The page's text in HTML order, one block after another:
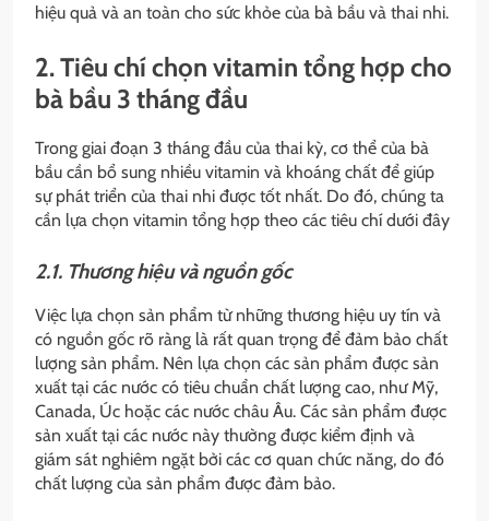
hiệu quả và an toàn cho sức khỏe của bà bầu và thai nhi.
2. Tiêu chí chọn vitamin tổng hợp cho
bà bầu 3 tháng đầu
Trong giai đoạn 3 tháng đầu của thai kỳ, cơ thể của bà
bầu cần bổ sung nhiều vitamin và khoáng chất để giúp
sự phát triển của thai nhi được tốt nhất. Do đó, chúng ta
cần lựa chọn vitamin tổng hợp theo các tiêu chí dưới đây
2.1. Thương hiệu và nguồn gốc
Việc lựa chọn sản phẩm từ những thương hiệu uy tín và
có nguồn gốc rõ ràng là rất quan trọng để đảm bảo chất
lượng sản phẩm. Nên lựa chọn các sản phẩm được sản
xuất tại các nước có tiêu chuẩn chất lượng cao, như Mỹ,
Canada, Úc hoặc các nước châu Âu. Các sản phẩm được
sản xuất tại các nước này thường được kiểm định và
giám sát nghiêm ngặt bởi các cơ quan chức năng, do đó
chất lượng của sản phẩm được đảm bảo.